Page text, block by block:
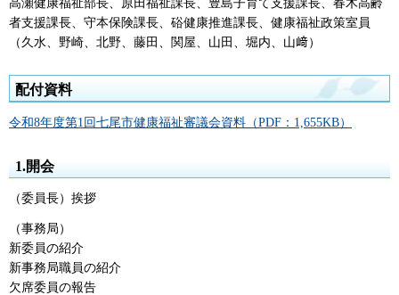
高瀬健康福祉部長、原田福祉課長、豊島子育て支援課長、春木高齢
者支援課長、守本保険課長、硲健康推進課長、健康福祉政策室員
（久水、野崎、北野、藤田、関屋、山田、堀内、山﨑）
配付資料
令和8年度第1回七尾市健康福祉審議会資料（PDF：1,655KB）
1.開会
（委員長）挨拶
（事務局）
新委員の紹介
新事務局職員の紹介
欠席委員の報告